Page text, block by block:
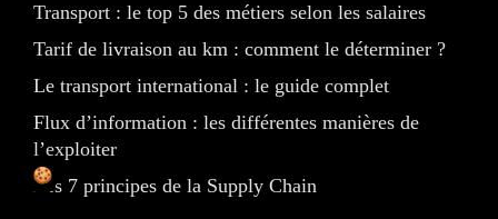
Transport : le top 5 des métiers selon les salaires
Tarif de livraison au km : comment le déterminer ?
Le transport international : le guide complet
Flux d’information : les différentes manières de
l’exploiter
Les 7 principes de la Supply Chain